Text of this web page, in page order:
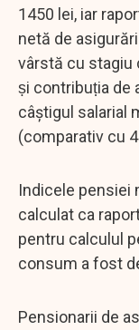
1450 lei, iar
netă de
vârstă cu
ṣi contribuṭia de
câştigul salarial
(comparativ cu
Indicele pensiei
calculat ca
pentru calculul
consum a fost
Pensionarii de